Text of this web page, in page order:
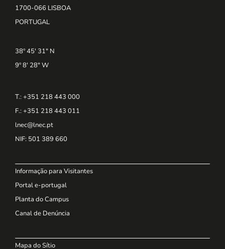
1700-066 LISBOA
PORTUGAL
38º 45' 31" N
9º 8' 28" W
T.: +351 218 443 000
F.: +351 218 443 011
lnec@lnec.pt
NIF: 501 389 660
Informação para Visitantes
Portal e-portugal
Planta do Campus
Canal de Denúncia
Mapa do Sítio